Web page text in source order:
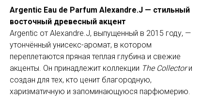
Argentic Eau de Parfum Alexandre.J — стильный
восточный древесный акцент
Argentic от Alexandre.J, выпущенный в 2015 году, —
утончённый унисекс-аромат, в котором
переплетаются пряная теплая глубина и свежие
акценты. Он принадлежит коллекции The Collectorи
создан для тех, кто ценит благородную,
харизматичную и запоминающуюся парфюмерию.